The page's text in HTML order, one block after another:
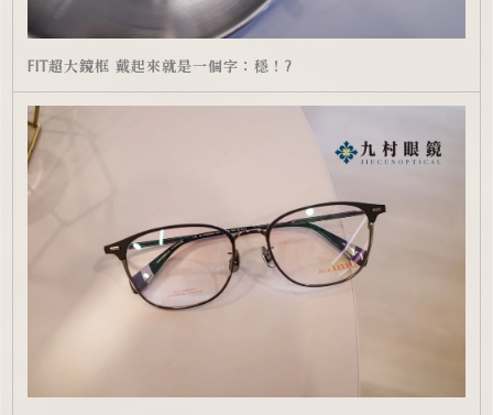
FIT超大鏡框 戴起來就是一個字：穩！?